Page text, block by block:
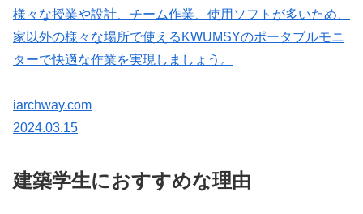
様々な授業や設計、チーム作業、使用ソフトが多いため、
家以外の様々な場所で使えるKWUMSYのポータブルモニ
ターで快適な作業を実現しましょう。
iarchway.com
2024.03.15
建築学生におすすめな理由